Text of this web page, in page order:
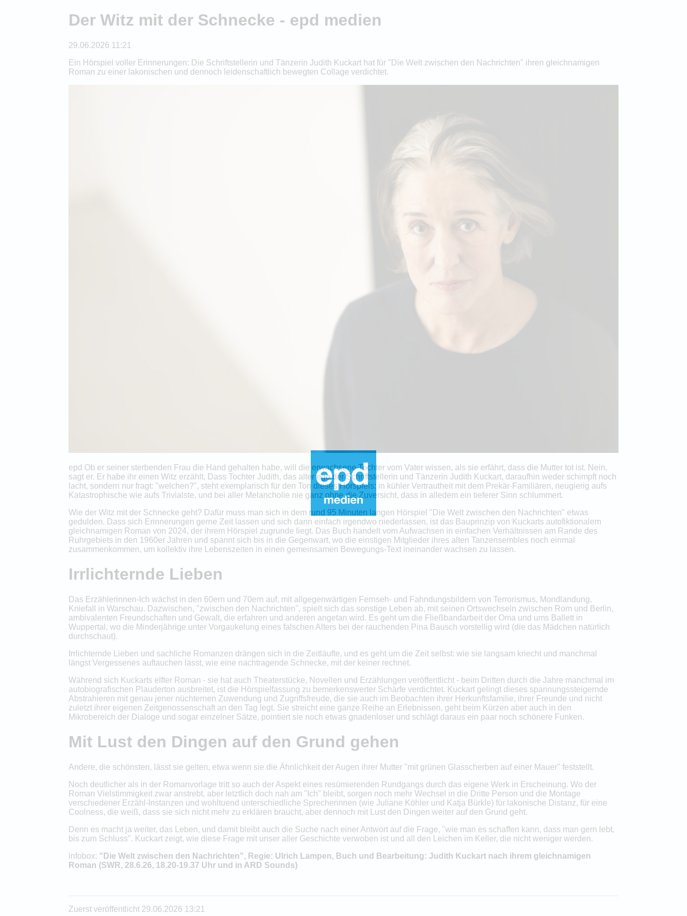
Der Witz mit der Schnecke - epd medien
29.06.2026 11:21
Ein Hörspiel voller Erinnerungen: Die Schriftstellerin und Tänzerin Judith Kuckart hat für "Die Welt zwischen den Nachrichten" ihren gleichnamigen
Roman zu einer lakonischen und dennoch leidenschaftlich bewegten Collage verdichtet.
epd Ob er seiner sterbenden Frau die Hand gehalten habe, will die erwachsene Tochter vom Vater wissen, als sie erfährt, dass die Mutter tot ist. Nein,
sagt er. Er habe ihr einen Witz erzählt. Dass Tochter Judith, das alter ego der Schriftstellerin und Tänzerin Judith Kuckart, daraufhin weder schimpft noch
lacht, sondern nur fragt: "welchen?", steht exemplarisch für den Ton dieses Hörspiels: in kühler Vertrautheit mit dem Prekär-Familiären, neugierig aufs
Katastrophische wie aufs Trivialste, und bei aller Melancholie nie ganz ohne die Zuversicht, dass in alledem ein tieferer Sinn schlummert.
Wie der Witz mit der Schnecke geht? Dafür muss man sich in dem rund 95 Minuten langen Hörspiel "Die Welt zwischen den Nachrichten" etwas
gedulden. Dass sich Erinnerungen gerne Zeit lassen und sich dann einfach irgendwo niederlassen, ist das Bauprinzip von Kuckarts autofiktionalem
gleichnamigen Roman von 2024, der ihrem Hörspiel zugrunde liegt. Das Buch handelt vom Aufwachsen in einfachen Verhältnissen am Rande des
Ruhrgebiets in den 1960er Jahren und spannt sich bis in die Gegenwart, wo die einstigen Mitglieder ihres alten Tanzensembles noch einmal
zusammenkommen, um kollektiv ihre Lebenszeiten in einen gemeinsamen Bewegungs-Text ineinander wachsen zu lassen.
Irrlichternde Lieben
Das Erzählerinnen-Ich wächst in den 60ern und 70ern auf, mit allgegenwärtigen Fernseh- und Fahndungsbildern von Terrorismus, Mondlandung,
Kniefall in Warschau. Dazwischen, "zwischen den Nachrichten", spielt sich das sonstige Leben ab, mit seinen Ortswechseln zwischen Rom und Berlin,
ambivalenten Freundschaften und Gewalt, die erfahren und anderen angetan wird. Es geht um die Fließbandarbeit der Oma und ums Ballett in
Wuppertal, wo die Minderjährige unter Vorgaukelung eines falschen Alters bei der rauchenden Pina Bausch vorstellig wird (die das Mädchen natürlich
durchschaut).
Irrlichternde Lieben und sachliche Romanzen drängen sich in die Zeitläufte, und es geht um die Zeit selbst: wie sie langsam kriecht und manchmal
längst Vergessenes auftauchen lässt, wie eine nachtragende Schnecke, mit der keiner rechnet.
Während sich Kuckarts elfter Roman - sie hat auch Theaterstücke, Novellen und Erzählungen veröffentlicht - beim Driften durch die Jahre manchmal im
autobiografischen Plauderton ausbreitet, ist die Hörspielfassung zu bemerkenswerter Schärfe verdichtet. Kuckart gelingt dieses spannungssteigernde
Abstrahieren mit genau jener nüchternen Zuwendung und Zugriffsfreude, die sie auch im Beobachten ihrer Herkunftsfamilie, ihrer Freunde und nicht
zuletzt ihrer eigenen Zeitgenossenschaft an den Tag legt. Sie streicht eine ganze Reihe an Erlebnissen, geht beim Kürzen aber auch in den
Mikrobereich der Dialoge und sogar einzelner Sätze, pointiert sie noch etwas gnadenloser und schlägt daraus ein paar noch schönere Funken.
Mit Lust den Dingen auf den Grund gehen
Andere, die schönsten, lässt sie gelten, etwa wenn sie die Ähnlichkeit der Augen ihrer Mutter "mit grünen Glasscherben auf einer Mauer" feststellt.
Noch deutlicher als in der Romanvorlage tritt so auch der Aspekt eines resümierenden Rundgangs durch das eigene Werk in Erscheinung. Wo der
Roman Vielstimmigkeit zwar anstrebt, aber letztlich doch nah am "Ich" bleibt, sorgen noch mehr Wechsel in die Dritte Person und die Montage
verschiedener Erzähl-Instanzen und wohltuend unterschiedliche Sprecherinnen (wie Juliane Köhler und Katja Bürkle) für lakonische Distanz, für eine
Coolness, die weiß, dass sie sich nicht mehr zu erklären braucht, aber dennoch mit Lust den Dingen weiter auf den Grund geht.
Denn es macht ja weiter, das Leben, und damit bleibt auch die Suche nach einer Antwort auf die Frage, "wie man es schaffen kann, dass man gern lebt,
bis zum Schluss". Kuckart zeigt, wie diese Frage mit unser aller Geschichte verwoben ist und all den Leichen im Keller, die nicht weniger werden.
infobox: "Die Welt zwischen den Nachrichten", Regie: Ulrich Lampen, Buch und Bearbeitung: Judith Kuckart nach ihrem gleichnamigen
Roman (SWR, 28.6.26, 18.20-19.37 Uhr und in ARD Sounds)
Zuerst veröffentlicht 29.06.2026 13:21